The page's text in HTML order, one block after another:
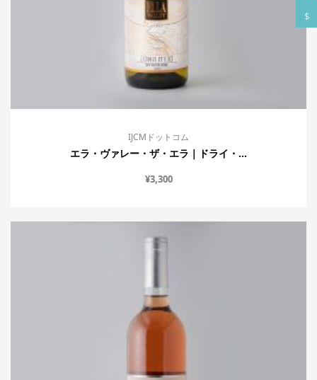
$
IJCMドットコム
エラ・ヴァレー・ザ・エラ｜ドライ・...
¥3,300